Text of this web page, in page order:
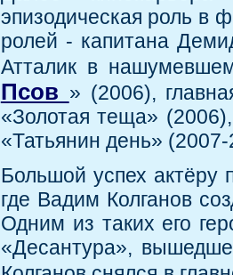
эпизодическая роль в
ролей - капитана
Атталик в
Псов » (2006),
«Золотая теща»
«Татьянин день»
Большой успех актёру
где Вадим Колганов
Одним из таких его
«Десантура»,